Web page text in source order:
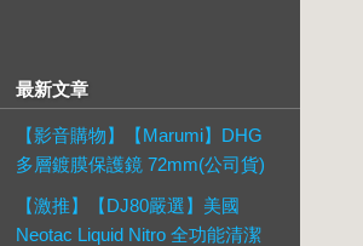
最新文章
【影音購物】【Marumi】DHG
多層鍍膜保護鏡 72mm(公司貨)
【激推】【DJ80嚴選】美國
Neotac Liquid Nitro 全功能清潔